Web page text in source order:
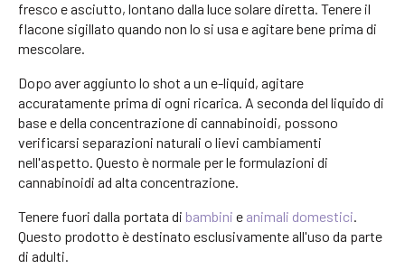
fresco e asciutto, lontano dalla luce solare diretta. Tenere il
flacone sigillato quando non lo si usa e agitare bene prima di
mescolare.
Dopo aver aggiunto lo shot a un e-liquid, agitare
accuratamente prima di ogni ricarica. A seconda del liquido di
base e della concentrazione di cannabinoidi, possono
verificarsi separazioni naturali o lievi cambiamenti
nell'aspetto. Questo è normale per le formulazioni di
cannabinoidi ad alta concentrazione.
Tenere fuori dalla portata di bambini e animali domestici.
Questo prodotto è destinato esclusivamente all'uso da parte
di adulti.